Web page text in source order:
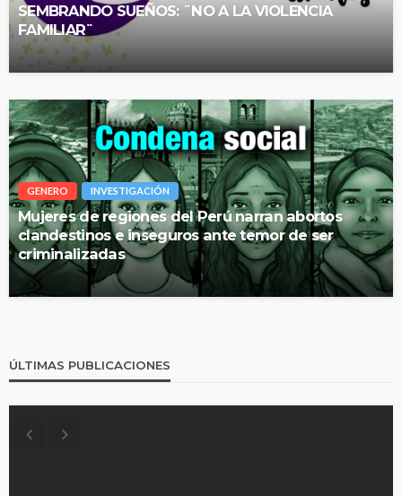
SEMBRANDO SUEÑOS: ¨NO A LA VIOLENCIA
FAMILIAR¨
GENERO INVESTIGACIÓN
Mujeres de regiones del Perú narran abortos
clandestinos e inseguros ante temor de ser
criminalizadas
ÚLTIMAS PUBLICACIONES